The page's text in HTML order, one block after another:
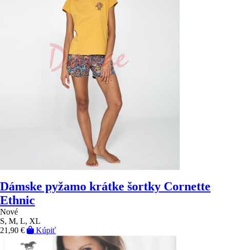
Dámske pyžamo krátke šortky Cornette
Ethnic
Nové
S, M, L, XL
21,90 €
Kúpiť